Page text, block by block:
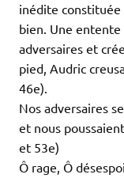
inédite
bien. Une
adversaires et
pied, Audric
46e).
Nos adversaires
et nous
et 53e)
Ô rage, Ô